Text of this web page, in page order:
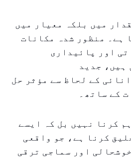
میں بلکہ معیار میں
ہے۔ منظور شدہ مکانات
اور پائیداری
ہیں، جدید
کے لحاظ سے مؤثر حل
کے ساتھ۔
کرنا نہیں بل کہ ایسے
کرنا ہے، جو واقعی
اور سماجی ترقی